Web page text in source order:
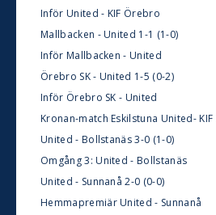
Inför United - KIF Örebro
Mallbacken - United 1-1 (1-0)
Inför Mallbacken - United
Örebro SK - United 1-5 (0-2)
Inför Örebro SK - United
Kronan-match Eskilstuna United-
United - Bollstanäs 3-0 (1-0)
Omgång 3: United - Bollstanäs
United - Sunnanå 2-0 (0-0)
Hemmapremiär United - Sunnanå